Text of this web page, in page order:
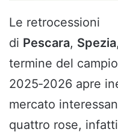
Le retrocessioni
di Pescara, Spezia,
termine del
2025‑2026 apre
mercato
quattro rose,